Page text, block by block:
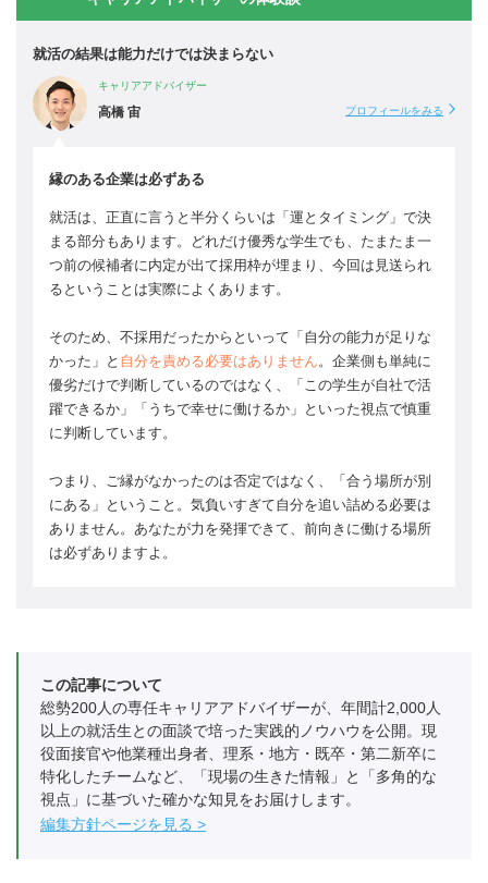
就活の結果は能力だけでは決まらない
キャリアアドバイザー
高橋 宙 プロフィールをみる
縁のある企業は必ずある
就活は、正直に言うと半分くらいは「運とタイミング」で決
まる部分もあります。どれだけ優秀な学生でも、たまたま一
つ前の候補者に内定が出て採用枠が埋まり、今回は見送られ
るということは実際によくあります。
そのため、不採用だったからといって「自分の能力が足りな
かった」と 自分を責める必要はありません 。企業側も単純に
優劣だけで判断しているのではなく、「この学生が自社で活
躍できるか」「うちで幸せに働けるか」といった視点で慎重
に判断しています。
つまり、ご縁がなかったのは否定ではなく、「合う場所が別
にある」ということ。気負いすぎて自分を追い詰める必要は
ありません。あなたが力を発揮できて、前向きに働ける場所
は必ずありますよ。
この記事について
総勢200人の専任キャリアアドバイザーが、年間計2,000人
以上の就活生との面談で培った実践的ノウハウを公開。現
役面接官や他業種出身者、理系・地方・既卒・第二新卒に
特化したチームなど、「現場の生きた情報」と「多角的な
視点」に基づいた確かな知見をお届けします。
編集方針ページを見る